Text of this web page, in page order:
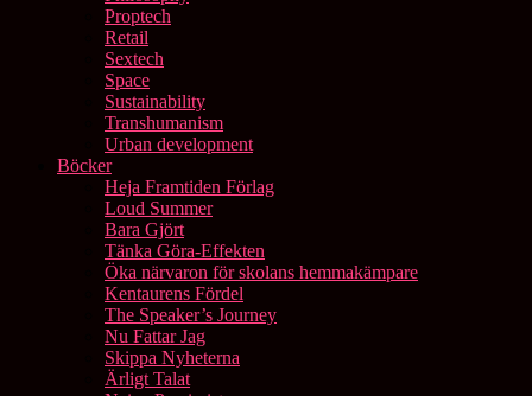
Proptech
Retail
Sextech
Space
Sustainability
Transhumanism
Urban development
Böcker
Heja Framtiden Förlag
Loud Summer
Bara Gjört
Tänka Göra-Effekten
Öka närvaron för skolans hemmakämpare
Kentaurens Fördel
The Speaker’s Journey
Nu Fattar Jag
Skippa Nyheterna
Ärligt Talat